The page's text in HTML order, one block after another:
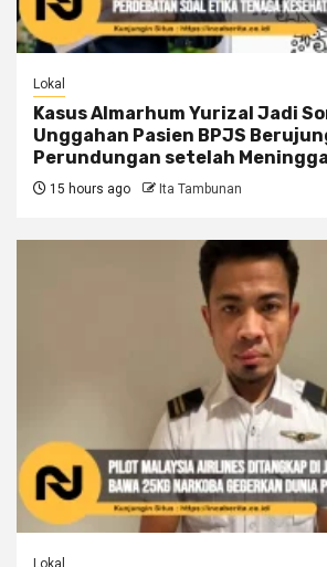
Lokal
Kasus Almarhum Yurizal Jadi
Unggahan Pasien BPJS
Perundungan setelah
15 hours ago Ita Tambunan
Lokal